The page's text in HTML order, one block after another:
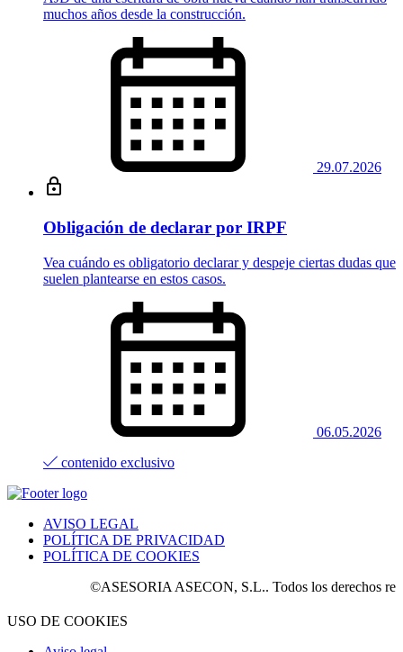
muchos años desde la construcción.
29.07.2026
Obligación de declarar por IRPF
Vea cuándo es obligatorio declarar y despeje ciertas dudas que
suelen plantearse en estos casos.
06.05.2026
contenido exclusivo
AVISO LEGAL
POLÍTICA DE PRIVACIDAD
POLÍTICA DE COOKIES
©ASESORIA ASECON, S.L.. Todos los derechos
USO DE COOKIES